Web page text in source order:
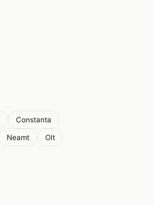
Constanta
Neamt
Olt